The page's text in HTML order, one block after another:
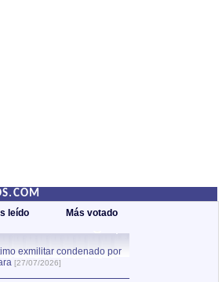
leído Más votado
exmilitar condenado por
[27/07/2026]